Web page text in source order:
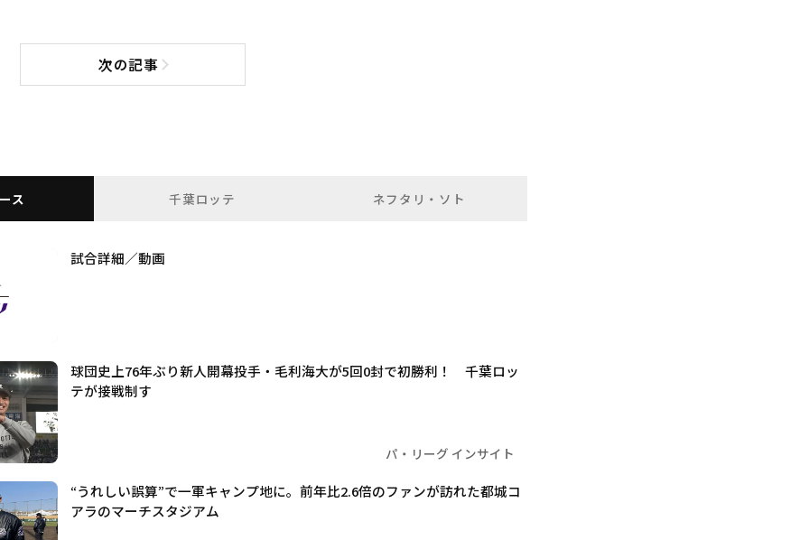
次の記事次の記事へ
ス 千葉ロッテ ネフタリ・ソト
試合詳細／動画
球団史上76年ぶり新人開幕投手・毛利海大が5回0封で初勝利！ 千葉ロッ
テが接戦制す
パ・リーグ インサイト
“うれしい誤算”で一軍キャンプ地に。前年比2.6倍のファンが訪れた都城コ
アラのマーチスタジアム